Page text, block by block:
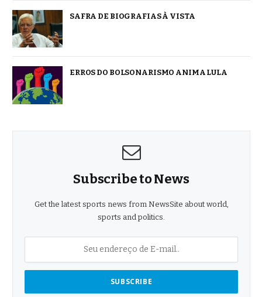
SAFRA DE BIOGRAFIAS À VISTA
ERROS DO BOLSONARISMO ANIMA LULA
Subscribe to News
Get the latest sports news from NewsSite about world,
sports and politics.